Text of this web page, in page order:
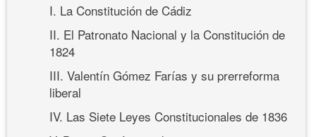
I. La Constitución de Cádiz
II. El Patronato Nacional y la Constitución de
1824
III. Valentín Gómez Farías y su prerreforma
liberal
IV. Las Siete Leyes Constitucionales de 1836